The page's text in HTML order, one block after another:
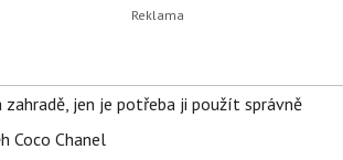
jen je potřeba ji použít správně
Coco Chanel